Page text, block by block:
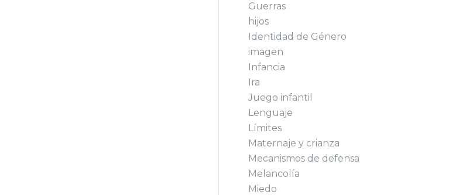
Guerras
hijos
Identidad de Género
imagen
Infancia
Ira
Juego infantil
Lenguaje
Límites
Maternaje y crianza
Mecanismos de defensa
Melancolía
Miedo